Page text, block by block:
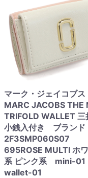
マーク・ジェイコブス
MARC JACOBS THE
TRIFOLD WALLET 三
小銭入付き ブランド
2F3SMP060S07
695ROSE MULTI ホ
系 ピンク系 mini-01
wallet-01